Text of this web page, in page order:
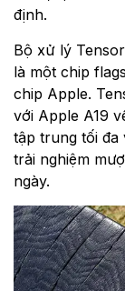
định.
Bộ xử lý
là một chip
chip Apple.
với Apple A19
tập trung tối đa
trải nghiệm
ngày.